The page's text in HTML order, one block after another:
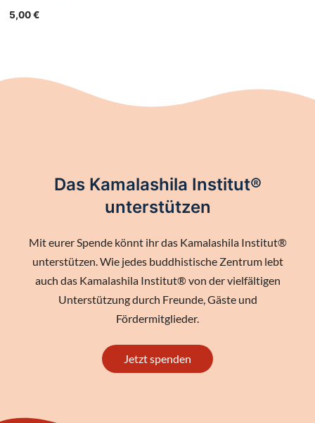
5,00€
Das Kamalashila Institut®
unterstützen
Mit eurer Spende könnt ihr das Kamalashila Institut®
unterstützen. Wie jedes buddhistische Zentrum lebt
auch das Kamalashila Institut® von der vielfältigen
Unterstützung durch Freunde, Gäste und
Fördermitglieder.
Jetzt spenden